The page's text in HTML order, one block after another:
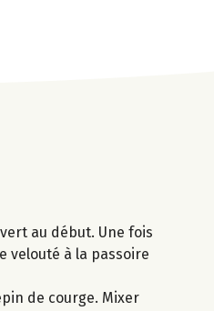
au début. Une fois
velouté à la passoire
de courge. Mixer